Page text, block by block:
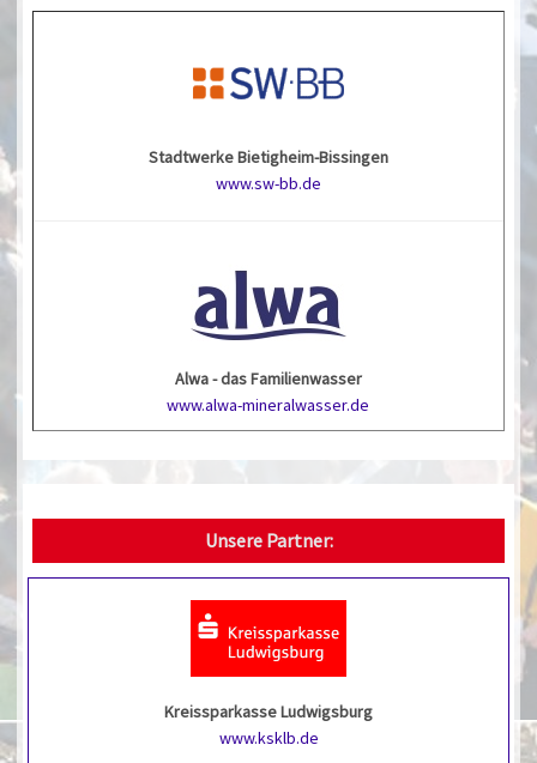
Stadtwerke Bietigheim-Bissingen
www.sw-bb.de
Alwa - das Familienwasser
www.alwa-mineralwasser.de
Unsere Partner:
Kreissparkasse Ludwigsburg
www.ksklb.de